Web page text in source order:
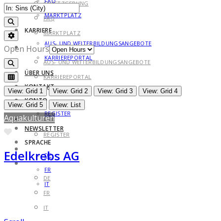
MARKTPLATZ
KARRIERE
AUS- UND WEITERBILDUNGSANGEBOTE
KARRIEREPORTAL
ÜBER UNS
KONTAKT
KONTO
REGISTER
NEWSLETTER
SPRACHE
DE
FR
IT
GESETZGEBUNG
FAQ
MARKTPLATZ
KARRIERE
AUS- UND WEITERBILDUNGSANGEBOTE
KARRIEREPORTAL
ÜBER UNS
KONTAKT
KONTO
REGISTER
SPRACHE
DE
FR
IT
Advanced Filters
Open Hours
View: Grid 1 View: Grid 2 View: Grid 3
View: Grid 4
View: Grid 5
View: List
Aquakulturen
Favorite
Edelkrebs AG